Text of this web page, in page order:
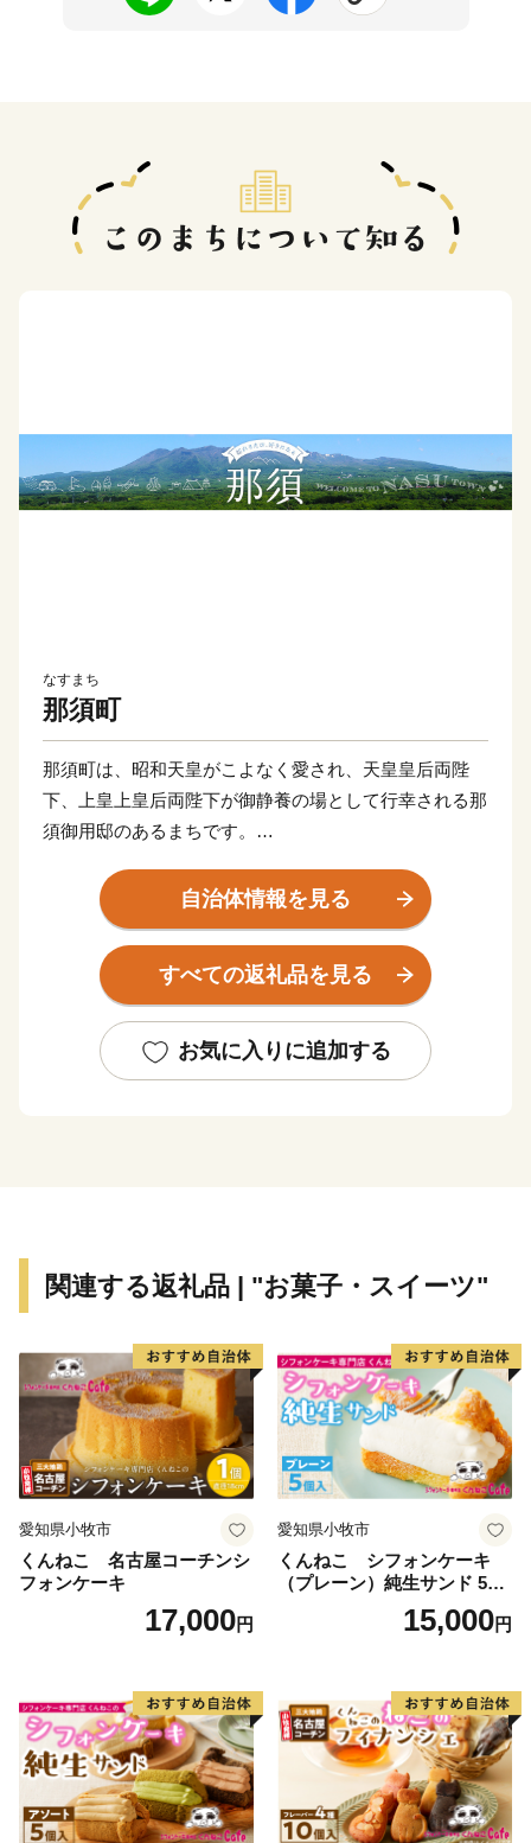
なすまち
那須町
那須町は、昭和天皇がこよなく愛され、天皇皇后両陛
下、上皇上皇后両陛下が御静養の場として行幸される那
須御用邸のあるまちです。
那須連山の麓に、歴史ある那須温泉郷をはじめ、豊かな
自然と調和したレジャー施設やリゾートホテル、別荘地
など充実した観光資源とともに、お客様を迎えておりま
那須を存分に感じていただけるよう、宿泊施設の利用券
をはじめ、レジャー施設利用券、那須和牛、乳製品など
自治体情報を見る
すべての返礼品を見る
お気に入りに追加する
関連する返礼品 | "お菓子・スイーツ"
愛知県小牧市
くんねこ 名古屋コーチンシ
フォンケーキ
17,000円
愛知県小牧市
くんねこ シフォンケーキ
（プレーン）純生サンド 5個
15,000円